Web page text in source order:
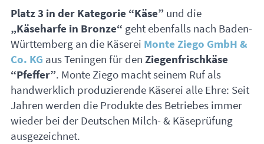
Platz 3 in der Kategorie “Käse” und die
„Käseharfe in Bronze“ geht ebenfalls nach Baden-
Württemberg an die Käserei Monte Ziego GmbH &
Co. KG aus Teningen für den Ziegenfrischkäse
“Pfeffer”. Monte Ziego macht seinem Ruf als
handwerklich produzierende Käserei alle Ehre: Seit
Jahren werden die Produkte des Betriebes immer
wieder bei der Deutschen Milch- & Käseprüfung
ausgezeichnet.